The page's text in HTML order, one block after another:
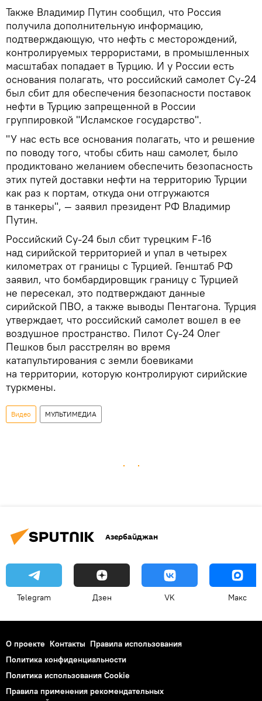
Также Владимир Путин сообщил, что Россия
получила дополнительную информацию,
подтверждающую, что нефть с месторождений,
контролируемых террористами, в промышленных
масштабах попадает в Турцию. И у России есть
основания полагать, что российский самолет Су-24
был сбит для обеспечения безопасности поставок
нефти в Турцию запрещенной в России
группировкой "Исламское государство".
"У нас есть все основания полагать, что и решение
по поводу того, чтобы сбить наш самолет, было
продиктовано желанием обеспечить безопасность
этих путей доставки нефти на территорию Турции
как раз к портам, откуда они отгружаются
в танкеры", — заявил президент РФ Владимир
Путин.
Российский Су-24 был сбит турецким F-16
над сирийской территорией и упал в четырех
километрах от границы с Турцией. Генштаб РФ
заявил, что бомбардировщик границу с Турцией
не пересекал, это подтверждают данные
сирийской ПВО, а также выводы Пентагона. Турция
утверждает, что российский самолет вошел в ее
воздушное пространство. Пилот Су-24 Олег
Пешков был расстрелян во время
катапультирования с земли боевиками
на территории, которую контролируют сирийские
туркмены.
Видео МУЛЬТИМЕДИА
Азербайджан
Telegram Дзен VK Макс
О проекте Контакты Правила использования
Политика конфиденциальности
Политика использования Cookie
Правила применения рекомендательных